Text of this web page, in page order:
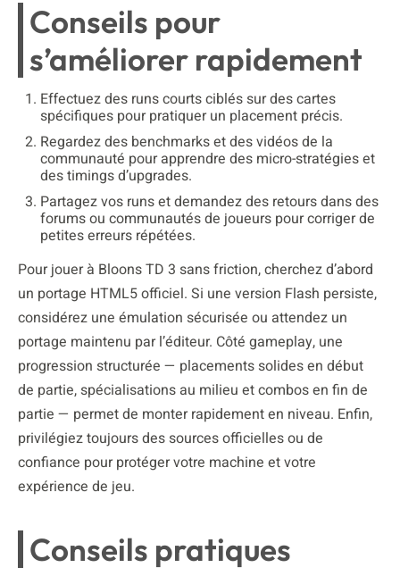
Conseils pour
s’améliorer rapidement
Effectuez des runs courts ciblés sur des cartes
spécifiques pour pratiquer un placement précis.
Regardez des benchmarks et des vidéos de la
communauté pour apprendre des micro-stratégies et
des timings d’upgrades.
Partagez vos runs et demandez des retours dans des
forums ou communautés de joueurs pour corriger de
petites erreurs répétées.
Pour jouer à Bloons TD 3 sans friction, cherchez d’abord
un portage HTML5 officiel. Si une version Flash persiste,
considérez une émulation sécurisée ou attendez un
portage maintenu par l’éditeur. Côté gameplay, une
progression structurée — placements solides en début
de partie, spécialisations au milieu et combos en fin de
partie — permet de monter rapidement en niveau. Enfin,
privilégiez toujours des sources officielles ou de
confiance pour protéger votre machine et votre
expérience de jeu.
Conseils pratiques